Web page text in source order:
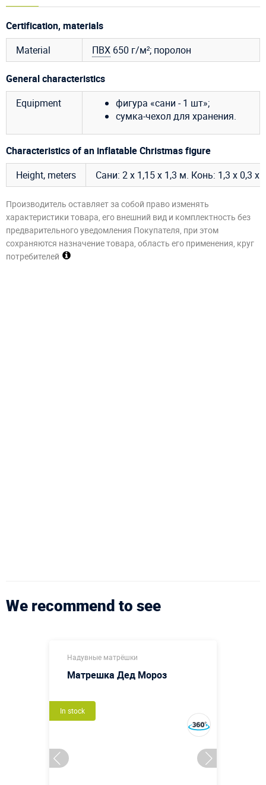
Certification, materials
Material
ПВХ 650 г/м²; поролон
General characteristics
Equipment
фигура «сани - 1 шт»;
сумка-чехол для хранения.
Characteristics of an inflatable Christmas figure
Height, meters
Сани: 2 х 1,15 х 1,3 м. Конь: 1,3 х 0,3 х
Производитель оставляет за собой право изменять
характеристики товара, его внешний вид и комплектность без
предварительного уведомления Покупателя, при этом
сохраняются назначение товара, область его применения, круг
потребителей
We recommend to see
Надувные матрёшки
Матрешка Дед Мороз
In stock